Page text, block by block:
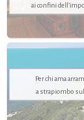
ai confini
Per chi ama
a strapiombo